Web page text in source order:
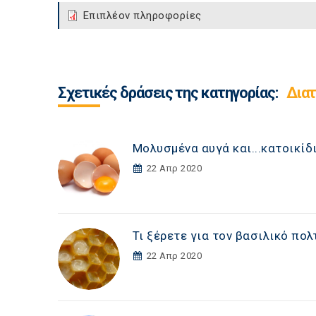
Επιπλέον πληροφορίες
Σχετικές δράσεις της κατηγορίας:
Μολυσμένα αυγά
22 Απρ 2020
Τι ξέρετε για τον βασιλικό
22 Απρ 2020